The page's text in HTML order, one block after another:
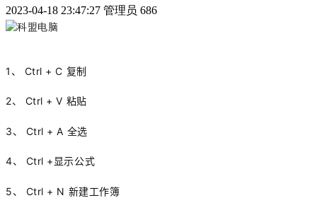
2023-04-18 23:47:27 管理员 686
1、 Ctrl + C 复制
2、 Ctrl + V 粘贴
3、 Ctrl + A 全选
4、 Ctrl +显示公式
5、 Ctrl + N 新建工作簿